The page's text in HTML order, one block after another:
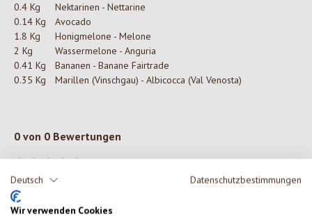
Deutsch Datenschutzbestimmungen
Wir verwenden Cookies
0.4 Kg
Nektarinen - Nettarine
0.14 Kg
Avocado
1.8 Kg
Honigmelone - Melone
2 Kg
Wassermelone - Anguria
0.41 Kg
Bananen - Banane Fairtrade
0.35 Kg
Marillen (Vinschgau) - Albicocca (Val Venosta)
0 von 0 Bewertungen
Durchschnittliche Bewertung von 0 von 5 Sternen
Gib eine Bewertung ab!
Teile deine Erfahrungen mit dem Produkt mit anderen Kunden.